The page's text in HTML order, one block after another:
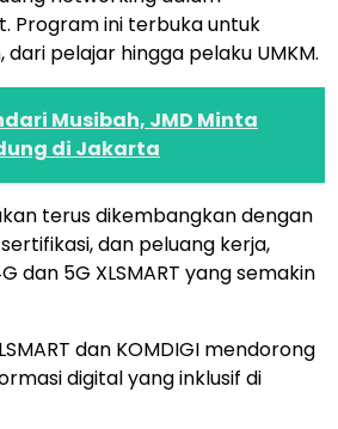
Program ini terbuka untuk
pelajar hingga pelaku UMKM.
Musibah, JMD Minta
di Jakarta
terus dikembangkan dengan
dan peluang kerja,
dan 5G XLSMART yang semakin
dan KOMDIGI mendorong
digital yang inklusif di